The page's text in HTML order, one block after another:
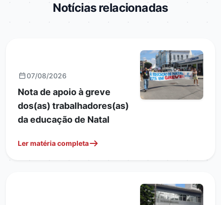
Notícias relacionadas
07/08/2026
Nota de apoio à greve
dos(as) trabalhadores(as)
da educação de Natal
Ler matéria completa